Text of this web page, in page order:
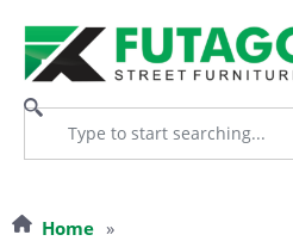
Home »